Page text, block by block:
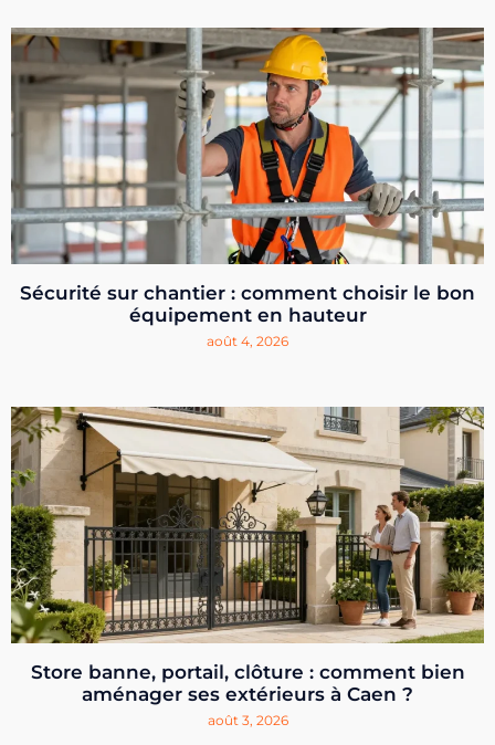
Sécurité sur chantier : comment choisir le bon
équipement en hauteur
août 4, 2026
Store banne, portail, clôture : comment bien
aménager ses extérieurs à Caen ?
août 3, 2026